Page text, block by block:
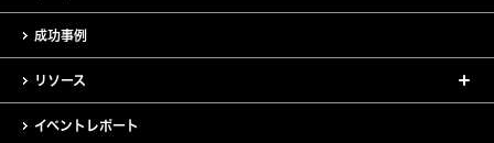
成功事例
リソース
イベントレポート